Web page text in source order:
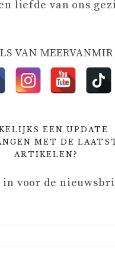
liefde van ons
VAN MEERVANMIR
EEN UPDATE
MET DE
ARTIKELEN?
voor de